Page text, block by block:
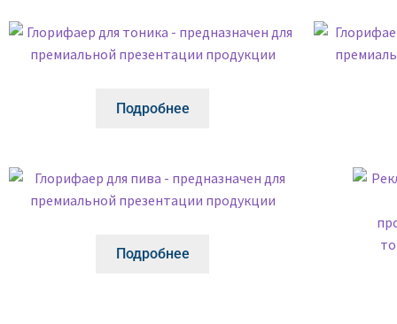
Подробнее
Подробнее